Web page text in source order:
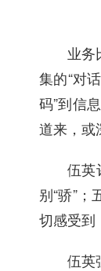
业务
集的“对
码”到信
道来，或
伍英
别“骄”
切感受到
伍英